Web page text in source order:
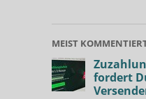
MEIST
fordert